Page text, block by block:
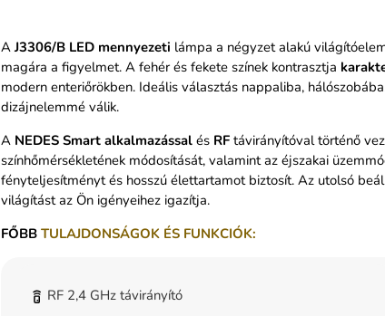
AJ3306/B LED mennyezeti lámpa a négyzet alakú
magára a figyelmet. A fehér és fekete színek kontrasztja
modern enteriőrökben. Ideális választás nappaliba,
dizájnelemmé válik.
A NEDES Smart alkalmazássalés RFtávirányítóval történő
színhőmérsékletének módosítását, valamint az éjszakai
fényteljesítményt és hosszú élettartamot biztosít. Az utolsó
világítást az Ön igényeihez igazítja.
FŐBBTULAJDONSÁGOK ÉS FUNKCIÓK:
RF 2,4 GHz távirányító